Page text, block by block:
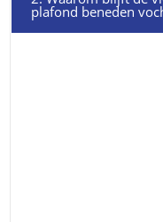
plafond beneden